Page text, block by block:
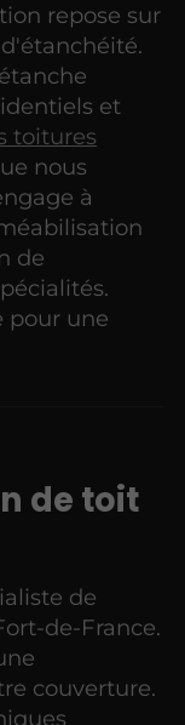
repose sur
et
toitures
nous
à
de
pour une
de toit
de
de-France.
couverture.